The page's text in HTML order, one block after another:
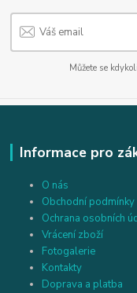
Můžete se
Informace pro
O nás
Obchodní podmínky
Ochrana osobních
Vrácení zboží
Fotogalerie
Kontakty
Doprava a platba